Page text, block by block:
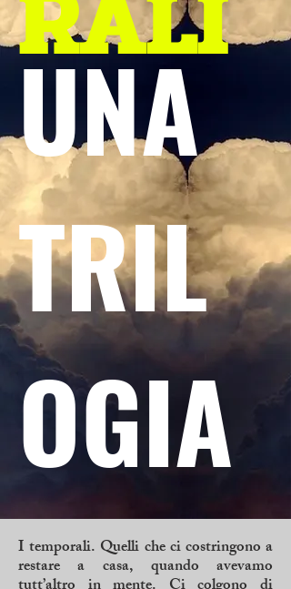
UNA
TRIL
OGIA
I temporali. Quelli che ci costringono a
restare a casa, quando avevamo